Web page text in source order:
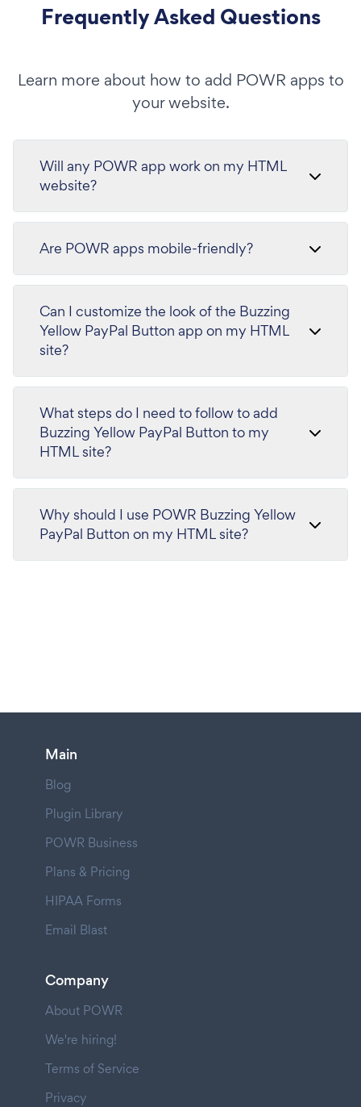
Frequently Asked Questions
Learn more about how to add POWR apps to
your website.
Will any POWR app work on my HTML
website?
Are POWR apps mobile-friendly?
Can I customize the look of the Buzzing
Yellow PayPal Button app on my HTML
site?
What steps do I need to follow to add
Buzzing Yellow PayPal Button to my
HTML site?
Why should I use POWR Buzzing Yellow
PayPal Button on my HTML site?
Main
Blog
Plugin Library
POWR Business
Plans & Pricing
HIPAA Forms
Email Blast
Company
About POWR
We're hiring!
Terms of Service
Privacy